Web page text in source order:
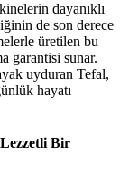
dayanıklı
de son derece
üretilen bu
garantisi sunar.
uyduran Tefal,
hayatı
Bir